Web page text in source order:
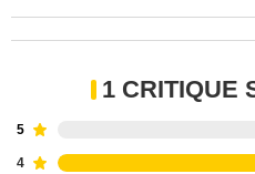
1 CRITIQUE
5
4